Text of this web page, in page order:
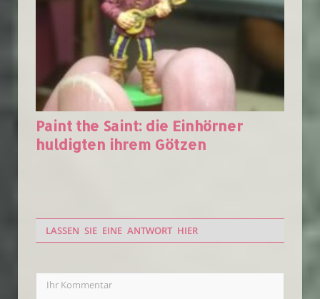
Paint the Saint: die Einhörner
huldigten ihrem Götzen
LASSEN SIE EINE ANTWORT HIER